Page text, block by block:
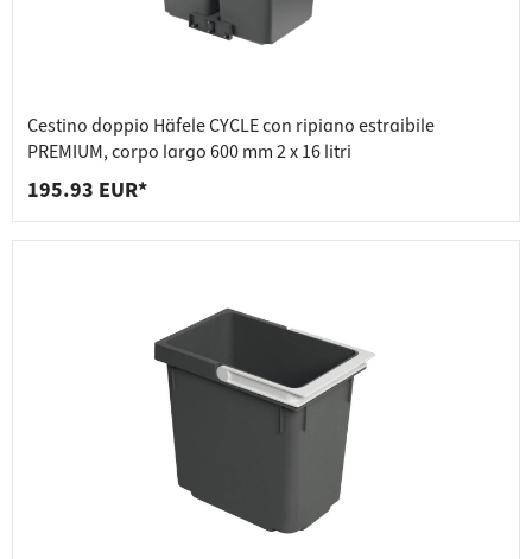
Cestino doppio Häfele CYCLE con ripiano estraibile
PREMIUM, corpo largo 600 mm 2 x 16 litri
195.93 EUR*